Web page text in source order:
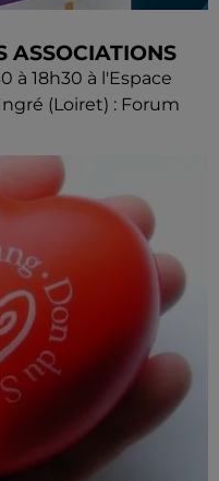
ASSOCIATIONS
à 18h30 à l'Espace
(Loiret) : Forum